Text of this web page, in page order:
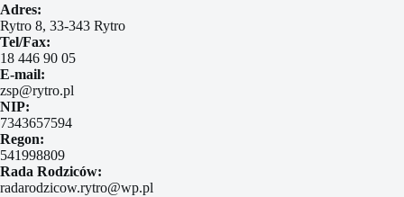
Adres:
Rytro 8, 33-343 Rytro
Tel/Fax:
18 446 90 05
E-mail:
zsp@rytro.pl
NIP:
7343657594
Regon:
541998809
Rada Rodziców:
radarodzicow.rytro@wp.pl